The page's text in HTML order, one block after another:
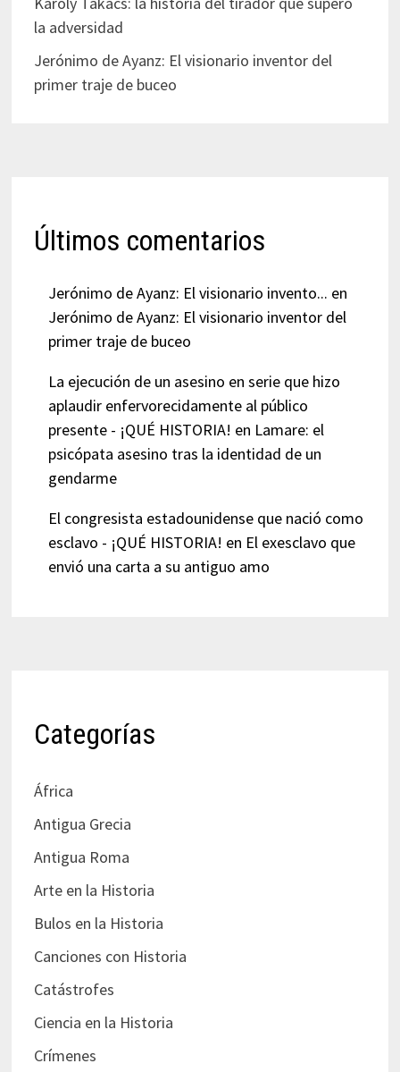
la adversidad
Jerónimo de Ayanz: El visionario inventor del
primer traje de buceo
Últimos comentarios
Jerónimo de Ayanz: El visionario invento... en
Jerónimo de Ayanz: El visionario inventor del
primer traje de buceo
La ejecución de un asesino en serie que hizo
aplaudir enfervorecidamente al público
presente - ¡QUÉ HISTORIA! en Lamare: el
psicópata asesino tras la identidad de un
gendarme
El congresista estadounidense que nació como
esclavo - ¡QUÉ HISTORIA! en El exesclavo que
envió una carta a su antiguo amo
Categorías
África
Antigua Grecia
Antigua Roma
Arte en la Historia
Bulos en la Historia
Canciones con Historia
Catástrofes
Ciencia en la Historia
Crímenes